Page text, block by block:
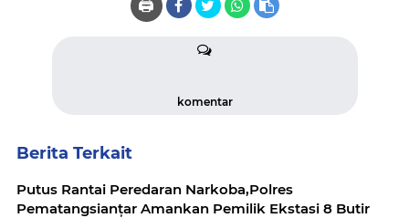
🖨️
komentar
Berita Terkait
Putus Rantai Peredaran Narkoba,Polres
Pematangsianțar Amankan Pemilik Ekstasi 8 Butir